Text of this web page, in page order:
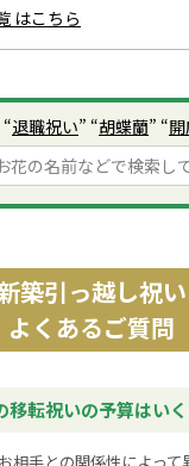
はこちら
“退職祝い” “胡蝶蘭” “
築引っ越し祝い
よくあるご質問
移転祝いの予算はい